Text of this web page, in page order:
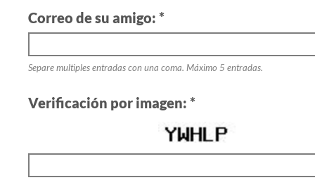
Correo de su amigo: *
Separe multiples entradas con una coma. Máximo 5 entradas.
Verificación por imagen: *